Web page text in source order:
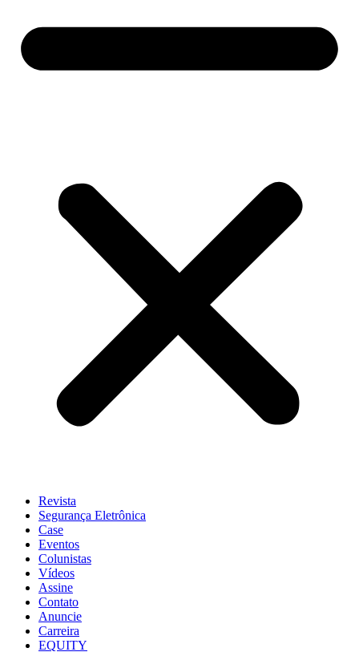
Revista
Segurança Eletrônica
Case
Eventos
Colunistas
Vídeos
Assine
Contato
Anuncie
Carreira
EQUITY